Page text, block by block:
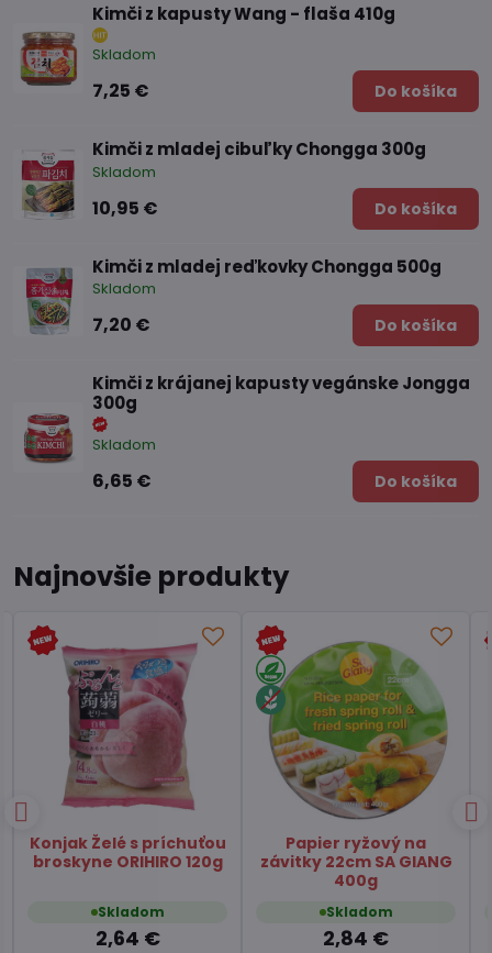
Kimči z kapusty Wang - flaša 410g
Skladom
7,25 € Do košíka
Kimči z mladej cibuľky Chongga 300g
Skladom
10,95 € Do košíka
Kimči z mladej reďkovky Chongga 500g
Skladom
7,20 € Do košíka
Kimči z krájanej kapusty vegánske Jongga
300g
Skladom
6,65 € Do košíka
Najnovšie produkty
Čaj Matcha Yuzu
TSUBOICHI 5x10g
Skladom
7,45 €
Čaj zelený pražený
Hojicha latte TSUBOICHI
100g
Skladom
6,49 €